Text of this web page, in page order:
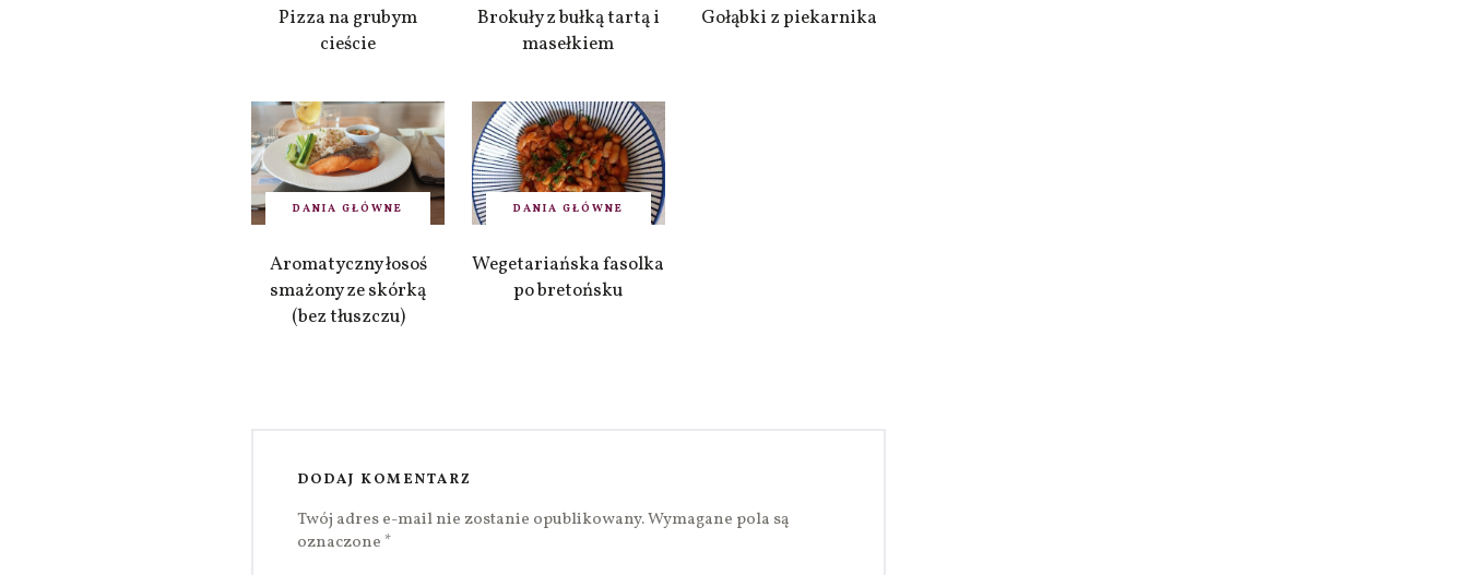
Pizza na grubym
cieście
Brokuły z bułką tartą i
masełkiem
Gołąbki z piekarnika
DANIA GŁÓWNE
Aromatyczny łosoś
smażony ze skórką
(bez tłuszczu)
DANIA GŁÓWNE
Wegetariańska fasolka
po bretońsku
DODAJ KOMENTARZ
Twój adres e-mail nie zostanie opublikowany.Wymagane pola są
oznaczone *